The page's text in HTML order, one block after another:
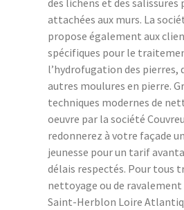
des lichens et des
attachées aux murs. La
propose également aux
spécifiques pour le
l’hydrofugation des pierres,
autres moulures en pierre.
techniques modernes de
oeuvre par la société
redonnerez à votre façade
jeunesse pour un tarif
délais respectés. Pour tous
nettoyage ou de ravalement
Saint-Herblon Loire